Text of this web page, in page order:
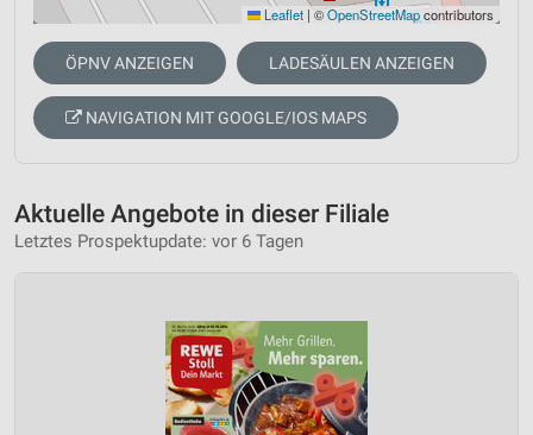
Leaflet | ©OpenStreetMapcontributors
ÖPNV ANZEIGEN LADESÄULEN ANZEIGEN
NAVIGATION MIT GOOGLE/IOS MAPS
Aktuelle Angebote in dieser Filiale
Letztes Prospektupdate: vor 6 Tagen